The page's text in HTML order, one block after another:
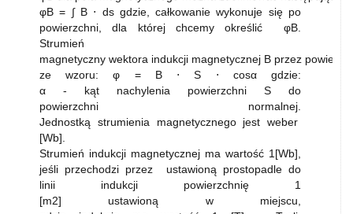
φB = ∫ B ⋅ ds gdzie, całkowanie wykonuje się po
powierzchni, dla której chcemy określić φB.
Strumień
magnetyczny wektora indukcji magnetycznej B przez
ze wzoru: φ = B ⋅ S ⋅ cosα gdzie:
α - kąt nachylenia powierzchni S do
powierzchni normalnej.
Jednostką strumienia magnetycznego jest weber
[Wb].
Strumień indukcji magnetycznej ma wartość 1[Wb],
jeśli przechodzi przez ustawioną prostopadle do
linii indukcji powierzchnię 1
[m2] ustawioną w miejscu,